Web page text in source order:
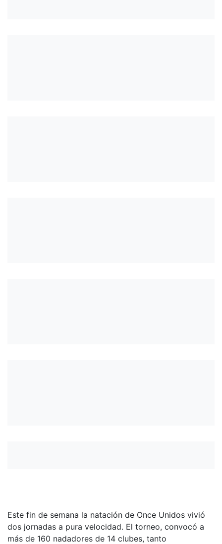
Este fin de semana la natación de Once Unidos vivió
dos jornadas a pura velocidad. El torneo, convocó a
más de 160 nadadores de 14 clubes, tanto